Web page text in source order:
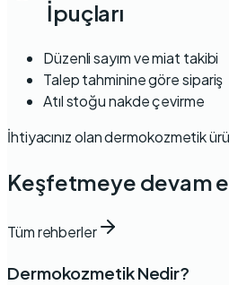
İpuçları
Düzenli sayım vemiat takibi
Talep tahminine göre sipariş
Atıl stoğunakde çevirme
İhtiyacınız olan dermokozmetik
Keşfetmeye devam
Tüm rehberler
Dermokozmetik Nedir?